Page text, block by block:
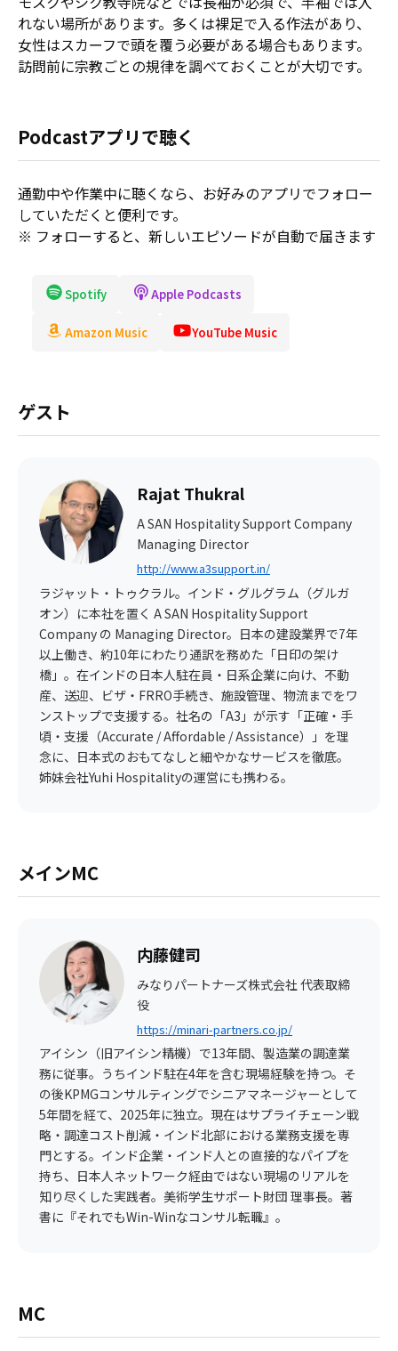
れない場所があります。多くは裸足で入る作法があり、
女性はスカーフで頭を覆う必要がある場合もあります。
訪問前に宗教ごとの規律を調べておくことが大切です。
Podcastアプリで聴く
通勤中や作業中に聴くなら、お好みのアプリでフォロー
していただくと便利です。
※ フォローすると、新しいエピソードが自動で届きます
Spotify Apple Podcasts
Amazon Music YouTube Music
ゲスト
Rajat Thukral
A SAN Hospitality Support Company
Managing Director
http://www.a3support.in/
ラジャット・トゥクラル。インド・グルグラム（グルガ
オン）に本社を置く A SAN Hospitality Support
Company の Managing Director。日本の建設業界で7年
以上働き、約10年にわたり通訳を務めた「日印の架け
橋」。在インドの日本人駐在員・日系企業に向け、不動
産、送迎、ビザ・FRRO手続き、施設管理、物流までをワ
ンストップで支援する。社名の「A3」が示す「正確・手
頃・支援（Accurate / Affordable / Assistance）」を理
念に、日本式のおもてなしと細やかなサービスを徹底。
姉妹会社Yuhi Hospitalityの運営にも携わる。
メインMC
内藤健司
みなりパートナーズ株式会社 代表取締
役
https://minari-partners.co.jp/
アイシン（旧アイシン精機）で13年間、製造業の調達業
務に従事。うちインド駐在4年を含む現場経験を持つ。そ
の後KPMGコンサルティングでシニアマネージャーとして
5年間を経て、2025年に独立。現在はサプライチェーン戦
略・調達コスト削減・インド北部における業務支援を専
門とする。インド企業・インド人との直接的なパイプを
持ち、日本人ネットワーク経由ではない現場のリアルを
知り尽くした実践者。美術学生サポート財団 理事長。著
書に『それでもWin-Winなコンサル転職』。
MC